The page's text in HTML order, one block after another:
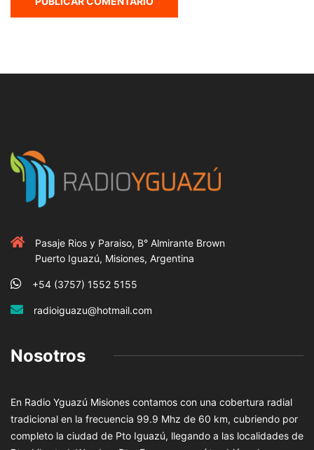
Pasaje Rios y Paraiso, B° Almirante Brown
Puerto Iguazú, Misiones, Argentina
+54 (3757) 1552 5155
radioiguazu@hotmail.com
Nosotros
En Radio Yguazú Misiones contamos con una cobertura radial
tradicional en la frecuencia 99.9 Mhz de 60 km, cubriendo por
completo la ciudad de Pto Iguazú, llegando a las localidades de